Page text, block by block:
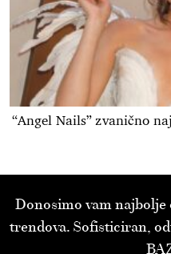
“Angel Nails” zvanično
Donosimo vam
trendova. Sofisticiran,